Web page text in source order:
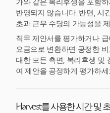
가와 같은 복리후생을 포함
반영되지 않습니다. 반면, 시
초과 근무 수당의 가능성을
직무 제안서를 평가하거나
요금으로 변환하면 공정한
대한 모든 측면, 복리후생 및
여 제안을 공정하게 평가하세
Harvest를 사용한 시간 및